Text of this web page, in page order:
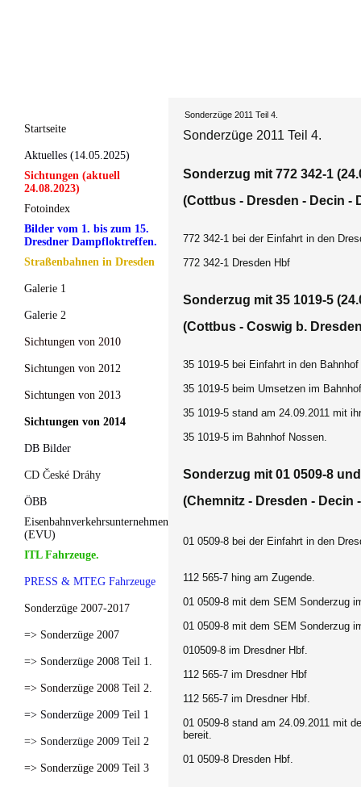
Startseite
Aktuelles (14.05.2025)
Sichtungen (aktuell
24.08.2023)
Fotoindex
Bilder vom 1. bis zum 15.
Dresdner Dampfloktreffen.
Straßenbahnen in Dresden
Galerie 1
Galerie 2
Sichtungen von 2010
Sichtungen von 2012
Sichtungen von 2013
Sichtungen von 2014
DB Bilder
CD České Dráhy
ÖBB
Eisenbahnverkehrsunternehmen
(EVU)
ITL Fahrzeuge.
PRESS & MTEG Fahrzeuge
Sonderzüge 2007-2017
=> Sonderzüge 2007
=> Sonderzüge 2008 Teil 1.
=> Sonderzüge 2008 Teil 2.
=> Sonderzüge 2009 Teil 1
=> Sonderzüge 2009 Teil 2
=> Sonderzüge 2009 Teil 3
Sonderzüge 2011 Teil 4.
Sonderzüge 2011 Teil 4.
Sonderzug mit 772 342-1
(Cottbus - Dresden - Decin -
772 342-1 bei der Einfahrt in den
772 342-1 Dresden Hbf
Sonderzug mit 35 1019-5
(Cottbus - Coswig b.
35 1019-5 bei Einfahrt in den
35 1019-5 beim Umsetzen im
35 1019-5 stand am 24.09.2011 mit
35 1019-5 im Bahnhof Nossen.
Sonderzug mit 01 0509-8
(Chemnitz - Dresden - Decin
01 0509-8 bei der Einfahrt in den
112 565-7 hing am Zugende.
01 0509-8 mit dem SEM Sonderzug
01 0509-8 mit dem SEM Sonderzug
010509-8 im Dresdner Hbf.
112 565-7 im Dresdner Hbf
112 565-7 im Dresdner Hbf.
01 0509-8 stand am 24.09.2011 mit
bereit.
01 0509-8 Dresden Hbf.